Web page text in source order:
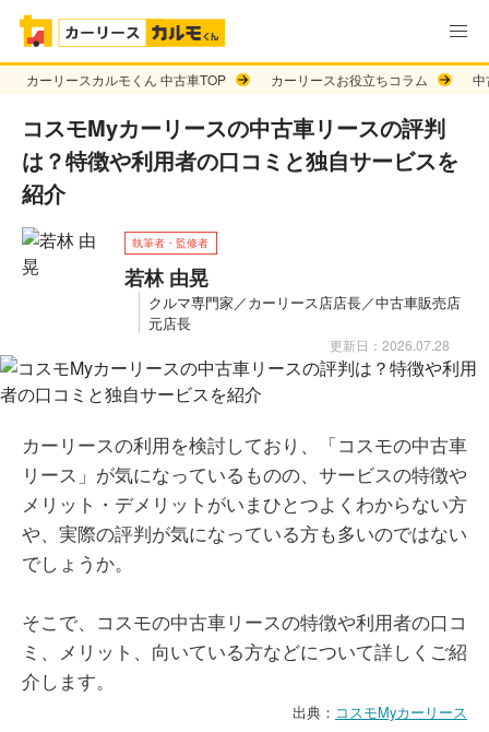
カーリースカルモくん 中古車TOP カーリースお役立ちコラム 中
コスモMyカーリースの中古車リースの評判
は？特徴や利用者の口コミと独自サービスを
紹介
執筆者・監修者
若林 由晃
クルマ専門家／カーリース店店長／中古車販売店
元店長
更新日：2026.07.28
カーリースの利用を検討しており、「コスモの中古車
リース」が気になっているものの、サービスの特徴や
メリット・デメリットがいまひとつよくわからない方
や、実際の評判が気になっている方も多いのではない
でしょうか。
そこで、コスモの中古車リースの特徴や利用者の口コ
ミ、メリット、向いている方などについて詳しくご紹
介します。
出典： コスモMyカーリース